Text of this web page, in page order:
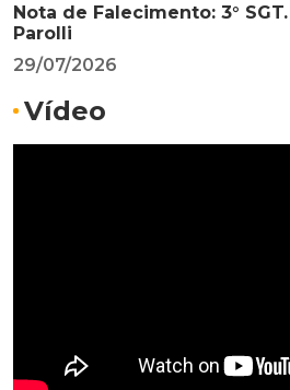
Nota de Falecimento: 3°
Parolli
29/07/2026
Vídeo